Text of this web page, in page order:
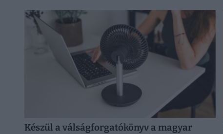
Készül a válságforgatókönyv a magyar